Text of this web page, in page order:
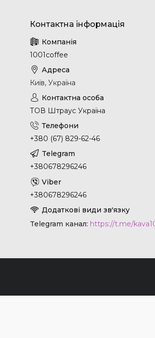
1001coffee
Київ, Україна
ТОВ Штраус Україна
+380 (67) 829-62-46
+380678296246
+380678296246
Telegram канал https://t.me/